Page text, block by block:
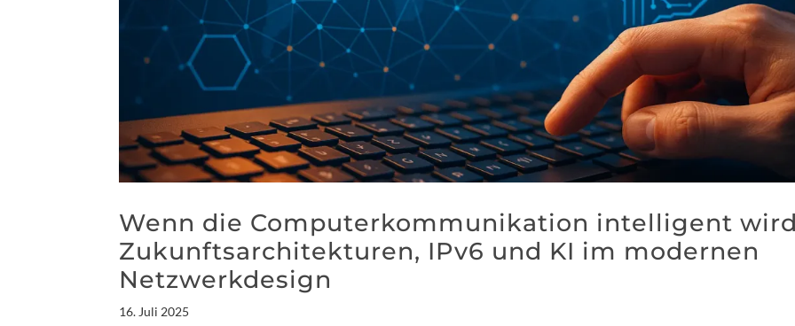
Wenn die Computerkommunikation intelligent
Zukunftsarchitekturen, IPv6 und KI im modernen
Netzwerkdesign
16. Juli 2025